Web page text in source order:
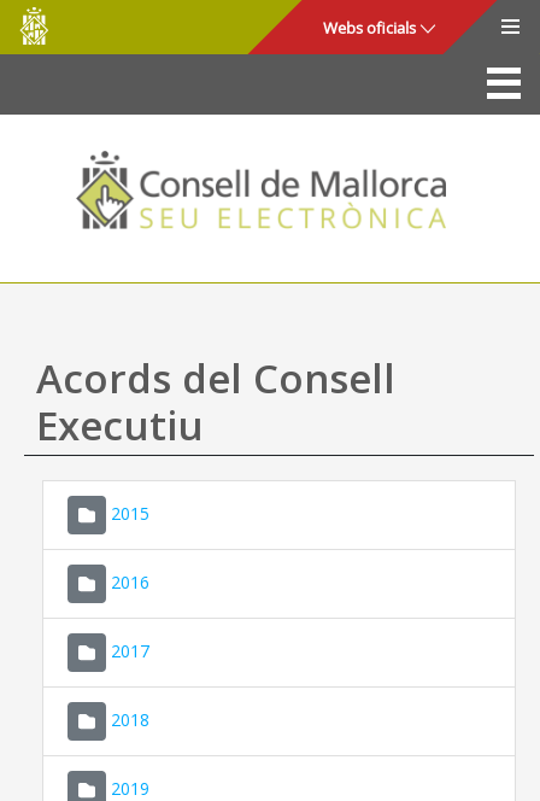
Salta al contingut principal
Consell
de
Mallorca
Webs oficials
La Seu
Consell de Mallorca
Accés i seguretat
Utilitats
Ajuda
Acords del Consell
Executiu
2015
2016
2017
2018
2019